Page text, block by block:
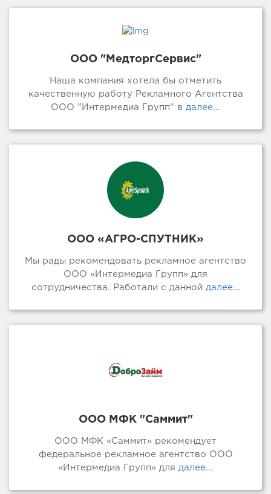
ООО "МедторгСервис"
Наша компания хотела бы отметить
качественную работу Рекламного Агентства
ООО ”Интермедиа Групп“ в далее...
ООО «АГРО-СПУТНИК»
Мы рады рекомендовать рекламное агентство
ООО «Интермедиа Групп» для
сотрудничества. Работали с даннойдалее...
ООО МФК "Саммит"
ООО МФК «Саммит» рекомендует
федеральное рекламное агентство ООО
«Интермедиа Групп» для далее...